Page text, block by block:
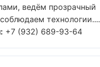
ведём прозрачный
технологии....
+7 (932) 689-93-64